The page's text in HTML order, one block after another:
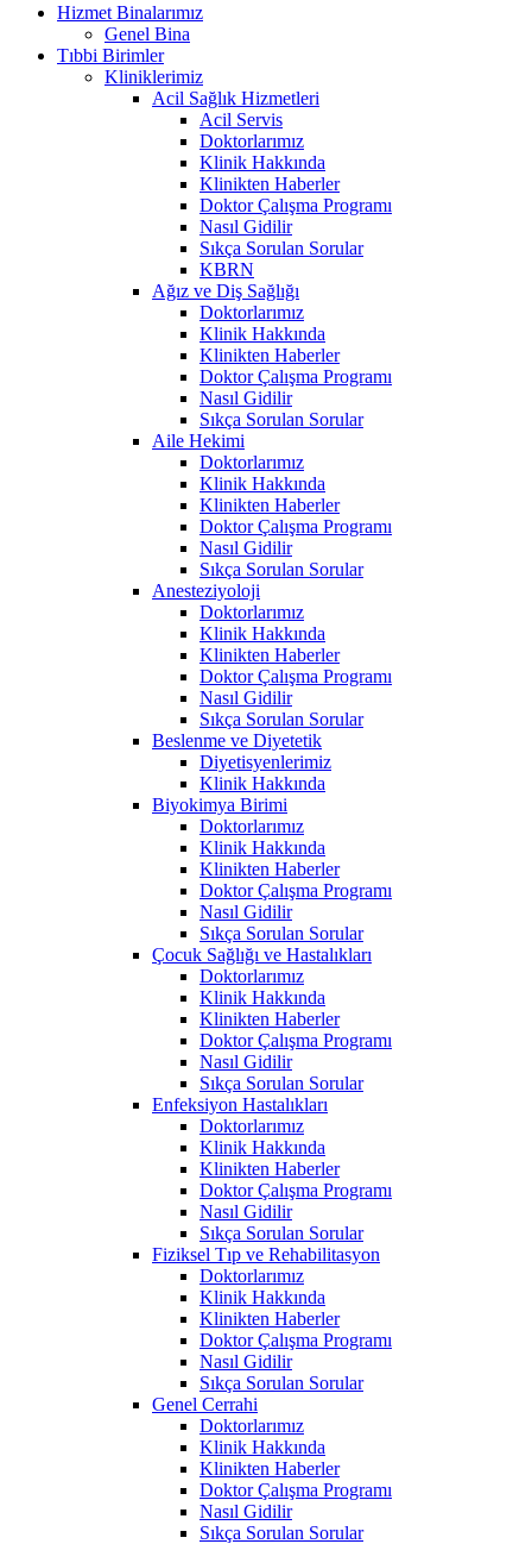
Hizmet Binalarımız
Genel Bina
Tıbbi Birimler
Kliniklerimiz
Acil Sağlık Hizmetleri
Acil Servis
Doktorlarımız
Klinik Hakkında
Klinikten Haberler
Doktor Çalışma Programı
Nasıl Gidilir
Sıkça Sorulan Sorular
KBRN
Ağız ve Diş Sağlığı
Doktorlarımız
Klinik Hakkında
Klinikten Haberler
Doktor Çalışma Programı
Nasıl Gidilir
Sıkça Sorulan Sorular
Aile Hekimi
Doktorlarımız
Klinik Hakkında
Klinikten Haberler
Doktor Çalışma Programı
Nasıl Gidilir
Sıkça Sorulan Sorular
Anesteziyoloji
Doktorlarımız
Klinik Hakkında
Klinikten Haberler
Doktor Çalışma Programı
Nasıl Gidilir
Sıkça Sorulan Sorular
Beslenme ve Diyetetik
Diyetisyenlerimiz
Klinik Hakkında
Biyokimya Birimi
Doktorlarımız
Klinik Hakkında
Klinikten Haberler
Doktor Çalışma Programı
Nasıl Gidilir
Sıkça Sorulan Sorular
Çocuk Sağlığı ve Hastalıkları
Doktorlarımız
Klinik Hakkında
Klinikten Haberler
Doktor Çalışma Programı
Nasıl Gidilir
Sıkça Sorulan Sorular
Enfeksiyon Hastalıkları
Doktorlarımız
Klinik Hakkında
Klinikten Haberler
Doktor Çalışma Programı
Nasıl Gidilir
Sıkça Sorulan Sorular
Fiziksel Tıp ve Rehabilitasyon
Doktorlarımız
Klinik Hakkında
Klinikten Haberler
Doktor Çalışma Programı
Nasıl Gidilir
Sıkça Sorulan Sorular
Genel Cerrahi
Doktorlarımız
Klinik Hakkında
Klinikten Haberler
Doktor Çalışma Programı
Nasıl Gidilir
Sıkça Sorulan Sorular